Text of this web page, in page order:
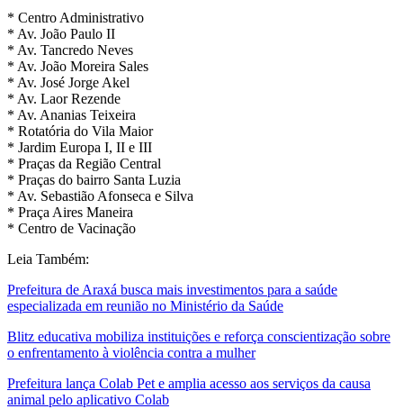
* Centro Administrativo
* Av. João Paulo II
* Av. Tancredo Neves
* Av. João Moreira Sales
* Av. José Jorge Akel
* Av. Laor Rezende
* Av. Ananias Teixeira
* Rotatória do Vila Maior
* Jardim Europa I, II e III
* Praças da Região Central
* Praças do bairro Santa Luzia
* Av. Sebastião Afonseca e Silva
* Praça Aires Maneira
* Centro de Vacinação
Leia Também:
Prefeitura de Araxá busca mais investimentos para a saúde
especializada em reunião no Ministério da Saúde
Blitz educativa mobiliza instituições e reforça conscientização sobre
o enfrentamento à violência contra a mulher
Prefeitura lança Colab Pet e amplia acesso aos serviços da causa
animal pelo aplicativo Colab